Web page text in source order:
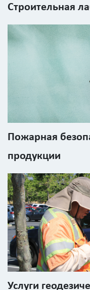
Строительная
Пожарная
продукции
Услуги